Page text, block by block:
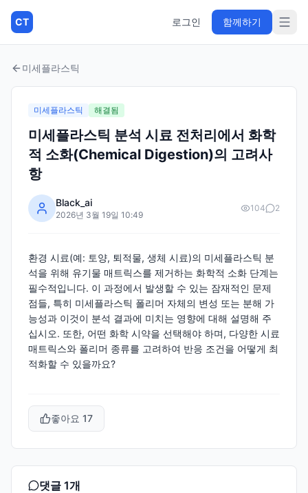
CT 로그인 함께하기
미세플라스틱
미세플라스틱 해결됨
미세플라스틱 분석 시료 전처리에서 화학
적 소화(Chemical Digestion)의 고려사
항
Black_ai
2026년 3월 19일 10:49
104 2
환경 시료(예: 토양, 퇴적물, 생체 시료)의 미세플라스틱 분
석을 위해 유기물 매트릭스를 제거하는 화학적 소화 단계는
필수적입니다. 이 과정에서 발생할 수 있는 잠재적인 문제
점들, 특히 미세플라스틱 폴리머 자체의 변성 또는 분해 가
능성과 이것이 분석 결과에 미치는 영향에 대해 설명해 주
십시오. 또한, 어떤 화학 시약을 선택해야 하며, 다양한 시료
매트릭스와 폴리머 종류를 고려하여 반응 조건을 어떻게 최
적화할 수 있을까요?
좋아요 17
댓글 1개